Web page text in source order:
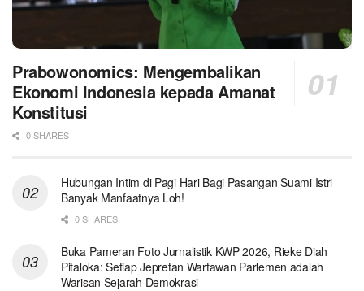
Prabowonomics: Mengembalikan
Ekonomi Indonesia kepada Amanat
Konstitusi
0 SHARES
Hubungan Intim di Pagi Hari Bagi Pasangan Suami Istri
Banyak Manfaatnya Loh!
0 SHARES
Buka Pameran Foto Jurnalistik KWP 2026, Rieke Diah
Pitaloka: Setiap Jepretan Wartawan Parlemen adalah
Warisan Sejarah Demokrasi